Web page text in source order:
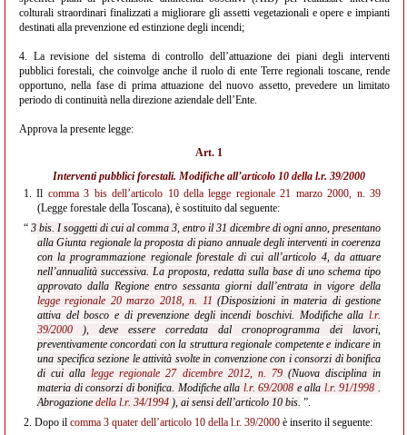
colturali straordinari finalizzati a migliorare gli assetti vegetazionali e opere e impianti
destinati alla prevenzione ed estinzione degli incendi;
4. La revisione del sistema di controllo dell’attuazione dei piani degli interventi
pubblici forestali, che coinvolge anche il ruolo di ente Terre regionali toscane, rende
opportuno, nella fase di prima attuazione del nuovo assetto, prevedere un limitato
periodo di continuità nella direzione aziendale dell’Ente.
Approva la presente legge:
Art. 1
Interventi pubblici forestali. Modifiche all’articolo 10 della l.r. 39/2000
1. Il comma 3 bis dell’articolo 10 della legge regionale 21 marzo 2000, n. 39
(Legge forestale della Toscana), è sostituito dal seguente:
“ 3 bis. I soggetti di cui al comma 3, entro il 31 dicembre di ogni anno, presentano
alla Giunta regionale la proposta di piano annuale degli interventi in coerenza
con la programmazione regionale forestale di cui all’articolo 4, da attuare
nell’annualità successiva. La proposta, redatta sulla base di uno schema tipo
approvato dalla Regione entro sessanta giorni dall’entrata in vigore della
legge regionale 20 marzo 2018, n. 11 (Disposizioni in materia di gestione
attiva del bosco e di prevenzione degli incendi boschivi. Modifiche alla l.r.
39/2000 ), deve essere corredata dal cronoprogramma dei lavori,
preventivamente concordati con la struttura regionale competente e indicare in
una specifica sezione le attività svolte in convenzione con i consorzi di bonifica
di cui allalegge regionale 27 dicembre 2012, n. 79(Nuova disciplina in
materia di consorzi di bonifica. Modifiche alla l.r. 69/2008 e alla l.r. 91/1998 .
Abrogazione della l.r. 34/1994 ), ai sensi dell’articolo 10 bis. ”.
2. Dopo il comma 3 quater dell’articolo 10 della l.r. 39/2000 è inserito il seguente: